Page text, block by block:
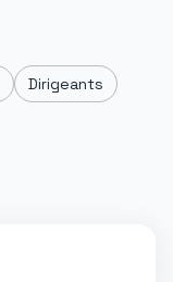
Dirigeants